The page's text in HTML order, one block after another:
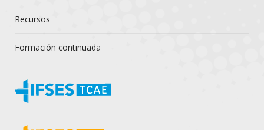
Recursos
Formación continuada